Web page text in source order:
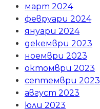
март 2024
февруари 2024
януари 2024
декември 2023
ноември 2023
октомври 2023
септември 2023
август 2023
юли 2023